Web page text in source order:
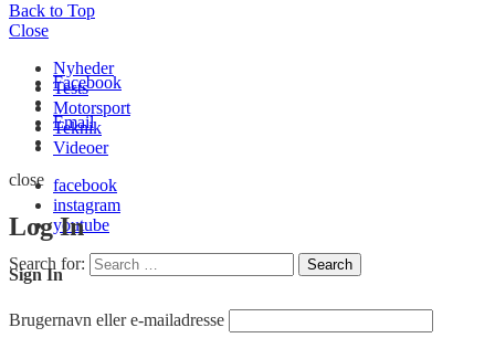
Back to Top
Close
Nyheder
Tests
Motorsport
Teknik
Videoer
facebook
instagram
youtube
Search for: Search
Facebook
Email
close
Log In
Sign In
Brugernavn eller e-mailadresse